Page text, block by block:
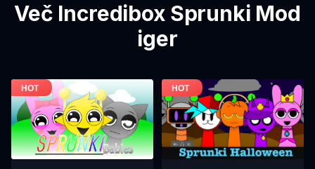
Več Incredibox Sprunki Mod
iger